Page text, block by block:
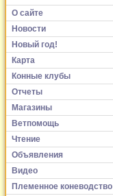
О сайте
Новости
Новый год!
Карта
Конные клубы
Отчеты
Магазины
Ветпомощь
Чтение
Объявления
Видео
Племенное коневодство